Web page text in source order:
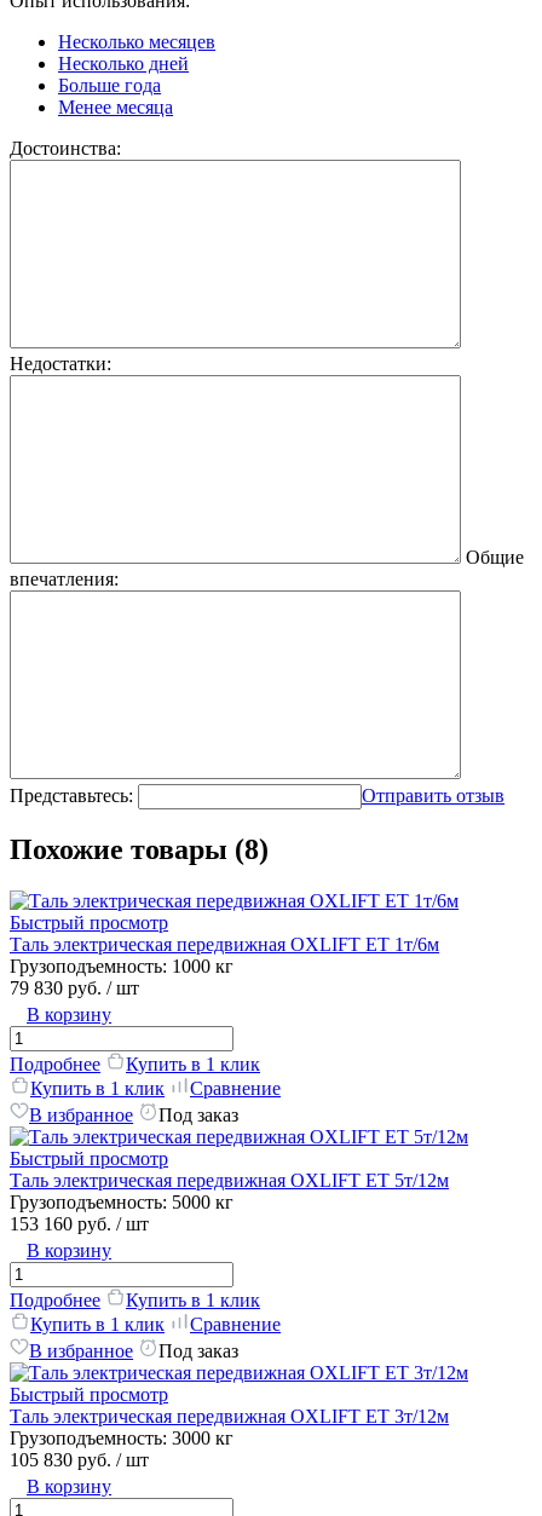
Несколько месяцев
Несколько дней
Больше года
Менее месяца
Достоинства:
Недостатки:
Общие
впечатления:
Представьтесь: Отправить отзыв
Похожие товары (8)
Быстрый просмотр
Таль электрическая передвижная OXLIFT ET 1т/6м
Грузоподъемность: 1000 кг
79 830 руб. / шт
В корзину
Подробнее
Купить в 1 клик
Купить в 1 клик
Сравнение
В избранное
Под заказ
Быстрый просмотр
Таль электрическая передвижная OXLIFT ET 5т/12м
Грузоподъемность: 5000 кг
153 160 руб. / шт
В корзину
Подробнее
Купить в 1 клик
Купить в 1 клик
Сравнение
В избранное
Под заказ
Быстрый просмотр
Таль электрическая передвижная OXLIFT ET 3т/12м
Грузоподъемность: 3000 кг
105 830 руб. / шт
В корзину